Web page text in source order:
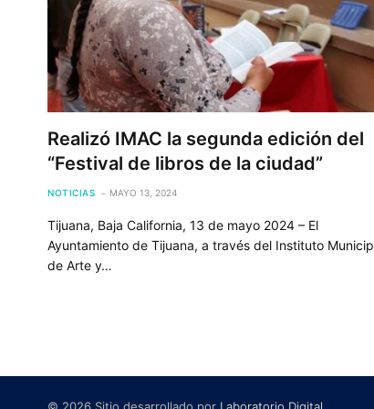
Realizó IMAC la segunda edición del
“Festival de libros de la ciudad”
NOTICIAS MAYO 13, 2024
Tijuana, Baja California, 13 de mayo 2024 – El
Ayuntamiento de Tijuana, a través del Instituto
de Arte y…